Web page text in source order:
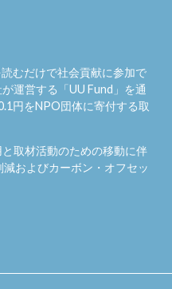
むだけで社会貢献に参加で
運営する「UU Fund 」を通
円をNPO団体に寄付する取
取材活動のための移動に伴
およびカーボン・オフセッ